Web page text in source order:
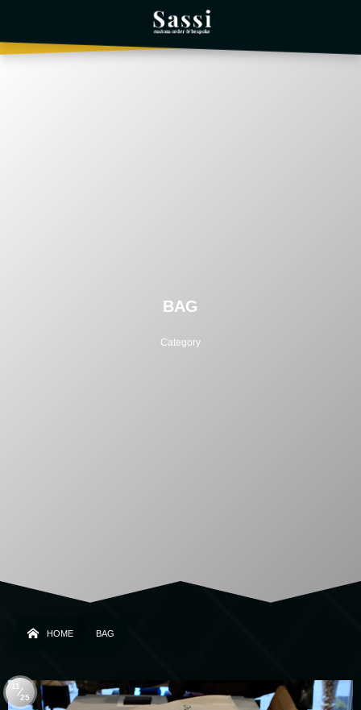
BAG
Category
HOME BAG
11
25